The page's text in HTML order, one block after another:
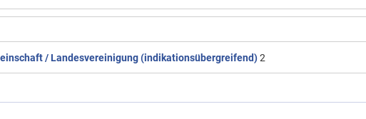
/ Landesvereinigung (indikationsübergreifend)2